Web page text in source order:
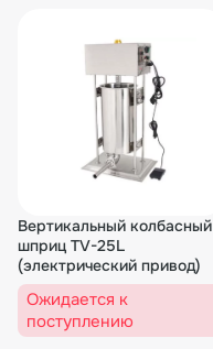
Вертикальный колбасный
шприц TV-25L
(электрический привод)
Ожидается к
поступлению